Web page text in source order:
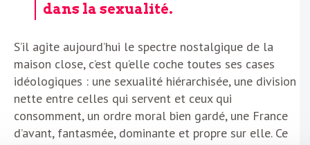
dans la sexualité.
S’il agite aujourd’hui le spectre nostalgique de la
maison close, c’est qu’elle coche toutes ses cases
idéologiques : une sexualité hiérarchisée, une division
nette entre celles qui servent et ceux qui
consomment, un ordre moral bien gardé, une France
d’avant, fantasmée, dominante et propre sur elle. Ce